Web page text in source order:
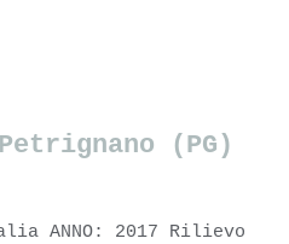
(PG)
ANNO: 2017 Rilievo